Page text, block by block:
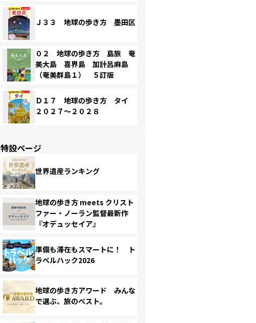
Ｊ３３ 地球の歩き方 墨田区
０２ 地球の歩き方 島旅 奄
美大島 喜界島 加計呂麻島
（奄美群島１） ５訂版
Ｄ１７ 地球の歩き方 タイ
２０２７～２０２８
特設ページ
世界遺産ランキング
地球の歩き方 meets クリスト
ファー・ノーラン監督最新作
『オデュッセイア』
準備も滞在もスマートに！ ト
ラベルハック2026
地球の歩き方アワード みんな
で選ぶ、旅のベスト。